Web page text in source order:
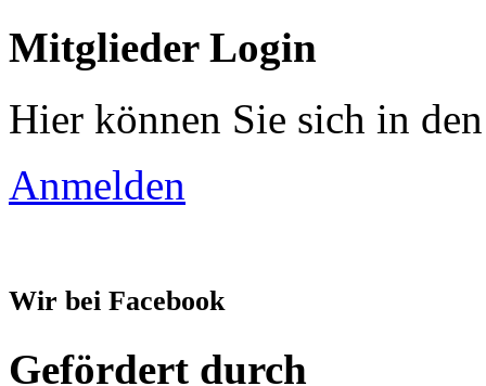
Mitglieder Login
Hier können Sie sich in
Anmelden
Wir bei Facebook
Gefördert durch